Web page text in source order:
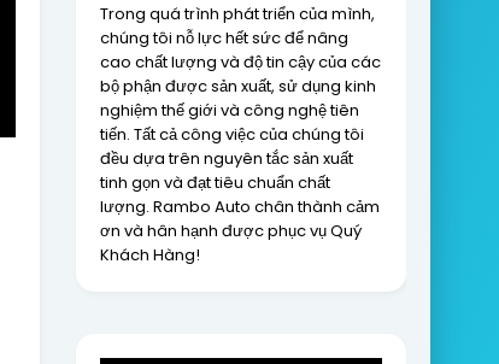
Trong quá trình phát triển của mình,
chúng tôi nỗ lực hết sức để nâng
cao chất lượng và độ tin cậy của các
bộ phận được sản xuất, sử dụng kinh
nghiệm thế giới và công nghệ tiên
tiến. Tất cả công việc của chúng tôi
đều dựa trên nguyên tắc sản xuất
tinh gọn và đạt tiêu chuẩn chất
lượng. Rambo Auto chân thành cảm
ơn và hân hạnh được phục vụ Quý
Khách Hàng!